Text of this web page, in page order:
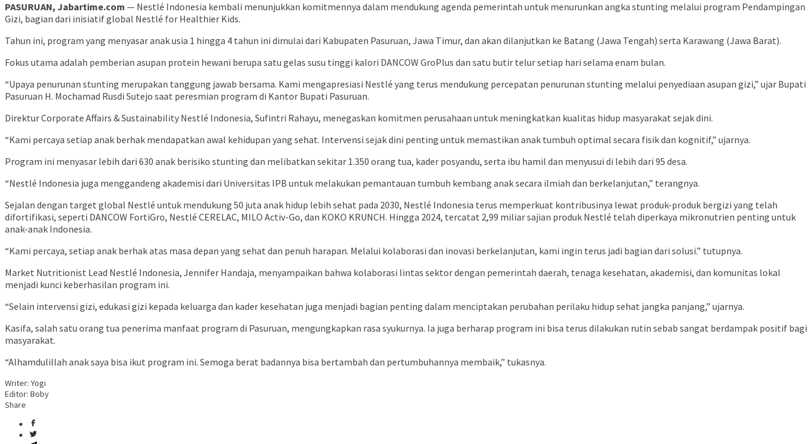
PASURUAN, Jabartime.com — Nestlé Indonesia kembali menunjukkan komitmennya dalam mendukung agenda pemerintah untuk menurunkan angka stunting melalui program Pendampingan
Gizi, bagian dari inisiatif global Nestlé for Healthier Kids.
Tahun ini, program yang menyasar anak usia 1 hingga 4 tahun ini dimulai dari Kabupaten Pasuruan, Jawa Timur, dan akan dilanjutkan ke Batang (Jawa Tengah) serta Karawang (Jawa Barat).
Fokus utama adalah pemberian asupan protein hewani berupa satu gelas susu tinggi kalori DANCOW GroPlus dan satu butir telur setiap hari selama enam bulan.
“Upaya penurunan stunting merupakan tanggung jawab bersama. Kami mengapresiasi Nestlé yang terus mendukung percepatan penurunan stunting melalui penyediaan asupan gizi,” ujar Bupati
Pasuruan H. Mochamad Rusdi Sutejo saat peresmian program di Kantor Bupati Pasuruan.
Direktur Corporate Affairs & Sustainability Nestlé Indonesia, Sufintri Rahayu, menegaskan komitmen perusahaan untuk meningkatkan kualitas hidup masyarakat sejak dini.
“Kami percaya setiap anak berhak mendapatkan awal kehidupan yang sehat. Intervensi sejak dini penting untuk memastikan anak tumbuh optimal secara fisik dan kognitif,” ujarnya.
Program ini menyasar lebih dari 630 anak berisiko stunting dan melibatkan sekitar 1.350 orang tua, kader posyandu, serta ibu hamil dan menyusui di lebih dari 95 desa.
“Nestlé Indonesia juga menggandeng akademisi dari Universitas IPB untuk melakukan pemantauan tumbuh kembang anak secara ilmiah dan berkelanjutan,” terangnya.
Sejalan dengan target global Nestlé untuk mendukung 50 juta anak hidup lebih sehat pada 2030, Nestlé Indonesia terus memperkuat kontribusinya lewat produk-produk bergizi yang telah
difortifikasi, seperti DANCOW FortiGro, Nestlé CERELAC, MILO Activ-Go, dan KOKO KRUNCH. Hingga 2024, tercatat 2,99 miliar sajian produk Nestlé telah diperkaya mikronutrien penting untuk
anak-anak Indonesia.
“Kami percaya, setiap anak berhak atas masa depan yang sehat dan penuh harapan. Melalui kolaborasi dan inovasi berkelanjutan, kami ingin terus jadi bagian dari solusi.” tutupnya.
Market Nutritionist Lead Nestlé Indonesia, Jennifer Handaja, menyampaikan bahwa kolaborasi lintas sektor dengan pemerintah daerah, tenaga kesehatan, akademisi, dan komunitas lokal
menjadi kunci keberhasilan program ini.
“Selain intervensi gizi, edukasi gizi kepada keluarga dan kader kesehatan juga menjadi bagian penting dalam menciptakan perubahan perilaku hidup sehat jangka panjang,” ujarnya.
Kasifa, salah satu orang tua penerima manfaat program di Pasuruan, mengungkapkan rasa syukurnya. Ia juga berharap program ini bisa terus dilakukan rutin sebab sangat berdampak positif bagi
masyarakat.
“Alhamdulillah anak saya bisa ikut program ini. Semoga berat badannya bisa bertambah dan pertumbuhannya membaik,” tukasnya.
Writer: Yogi
Editor: Boby
Share